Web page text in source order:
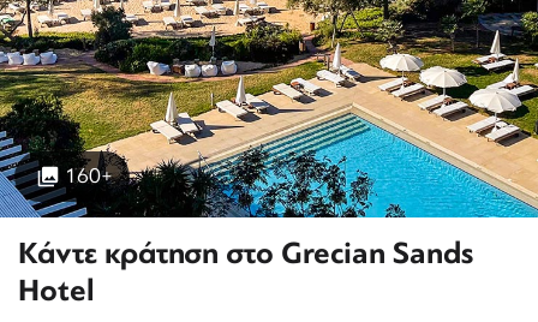
160+
Κάντε κράτηση στο Grecian Sands
Hotel